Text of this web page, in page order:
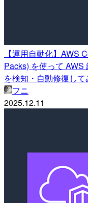
【運用自動化】AWS
Packs) を使って
を検知・自動修復して
フニ
2025.12.11